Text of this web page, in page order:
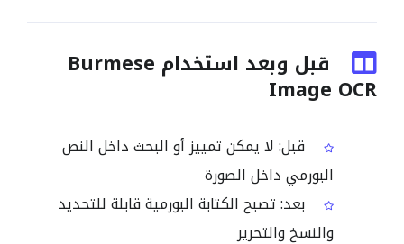
قبل وبعد استخدام Burmese
Image OCR
قبل: لا يمكن تمييز أو البحث داخل النص
البورمي داخل الصورة
بعد: تصبح الكتابة البورمية قابلة للتحديد
والنسخ والتحرير